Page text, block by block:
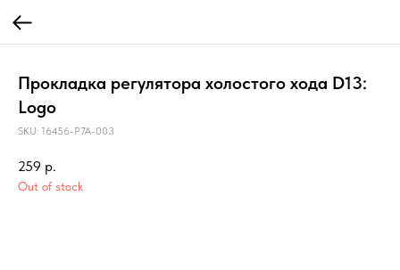
Прокладка регулятора холостого хода D13:
Logo
SKU: 16456-P7A-003
259 р.
Out of stock